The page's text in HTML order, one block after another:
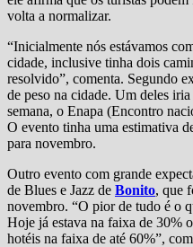
volta a normalizar.
“Inicialmente nós estávamos
cidade, inclusive tinha dois
resolvido”, comenta. Segundo
de peso na cidade. Um deles
semana, o Enapa (Encontro
O evento tinha uma estimativa
para novembro.
Outro evento com grande
de Blues e Jazz de Bonito, que
novembro. “O pior de tudo é o
Hoje já estava na faixa de 30%
hotéis na faixa de até 60%”,